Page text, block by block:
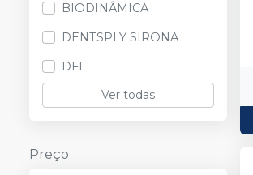
BIODINÂMICA
DENTSPLY SIRONA
DFL
Ver todas
Preço